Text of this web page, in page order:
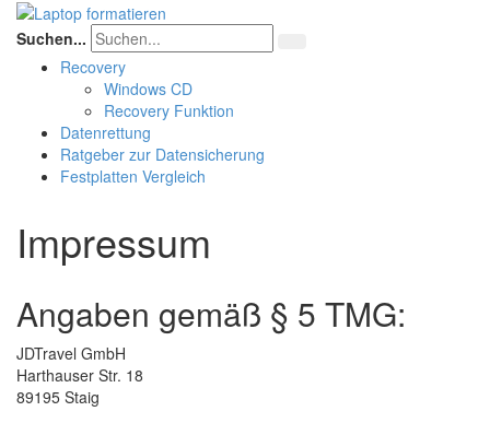
Suchen...
Recovery
Windows CD
Recovery Funktion
Datenrettung
Ratgeber zur Datensicherung
Festplatten Vergleich
Impressum
Angaben gemäß § 5 TMG:
JDTravel GmbH
Harthauser Str. 18
89195 Staig